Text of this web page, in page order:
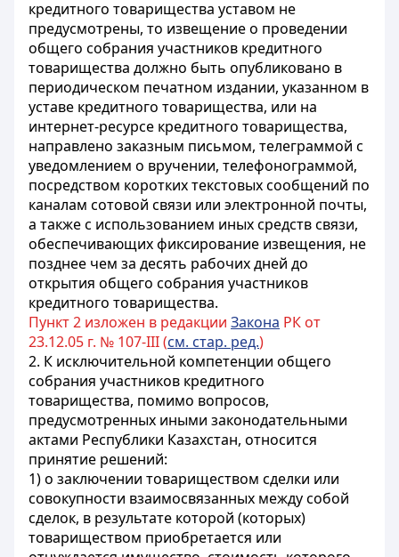
кредитного товарищества уставом не
предусмотрены, то извещение о проведении
общего собрания участников кредитного
товарищества должно быть опубликовано в
периодическом печатном издании, указанном в
уставе кредитного товарищества, или на
интернет-ресурсе кредитного товарищества,
направлено заказным письмом, телеграммой с
уведомлением о вручении, телефонограммой,
посредством коротких текстовых сообщений по
каналам сотовой связи или электронной почты,
а также с использованием иных средств связи,
обеспечивающих фиксирование извещения, не
позднее чем за десять рабочих дней до
открытия общего собрания участников
кредитного товарищества.
Пункт 2 изложен в редакции Закона РК от
23.12.05 г. № 107-III (см. стар. ред.)
2. К исключительной компетенции общего
собрания участников кредитного
товарищества, помимо вопросов,
предусмотренных иными законодательными
актами Республики Казахстан, относится
принятие решений:
1) о заключении товариществом сделки или
совокупности взаимосвязанных между собой
сделок, в результате которой (которых)
товариществом приобретается или